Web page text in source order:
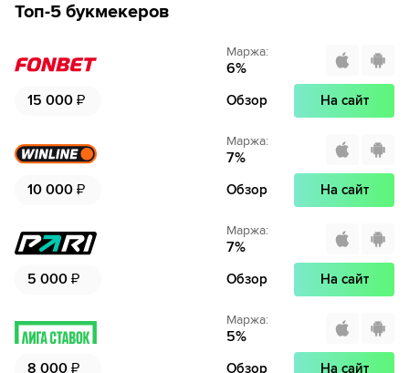
Топ-5 букмекеров
15 000 ₽
Маржа:
6%
Обзор На сайт
10 000 ₽
Маржа:
7%
Обзор На сайт
5 000 ₽
Маржа:
7%
Обзор На сайт
8 000 ₽
Маржа:
5%
Обзор На сайт